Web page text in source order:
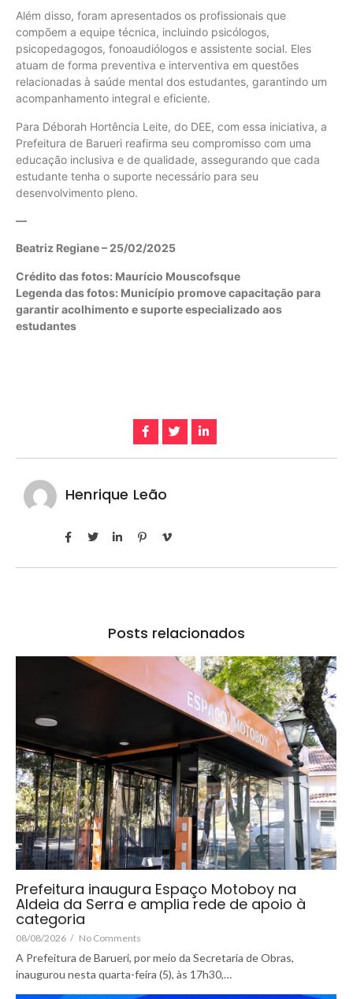
Além disso, foram apresentados os profissionais que
compõem a equipe técnica, incluindo psicólogos,
psicopedagogos, fonoaudiólogos e assistente social. Eles
atuam de forma preventiva e interventiva em questões
relacionadas à saúde mental dos estudantes, garantindo um
acompanhamento integral e eficiente.
Para Déborah Hortência Leite, do DEE, com essa iniciativa, a
Prefeitura de Barueri reafirma seu compromisso com uma
educação inclusiva e de qualidade, assegurando que cada
estudante tenha o suporte necessário para seu
desenvolvimento pleno.
—
Beatriz Regiane – 25/02/2025
Crédito das fotos: Maurício Mouscofsque
Legenda das fotos: Município promove capacitação para
garantir acolhimento e suporte especializado aos
estudantes
Henrique Leão
Posts relacionados
Prefeitura inaugura Espaço Motoboy na
Aldeia da Serra e amplia rede de apoio à
categoria
08/08/2026 / No Comments
A Prefeitura de Barueri, por meio da Secretaria de Obras,
inaugurou nesta quarta-feira (5), às 17h30,…